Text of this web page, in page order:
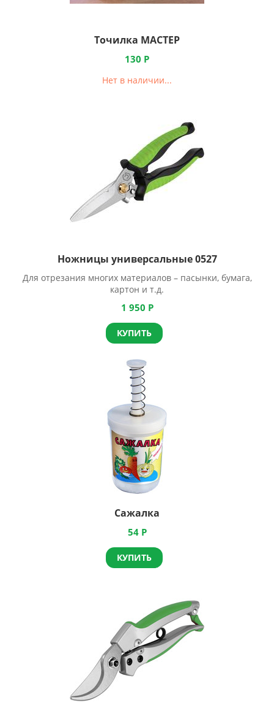
Точилка МАСТЕР
130 Р
Нет в наличии...
Ножницы универсальные 0527
Для отрезания многих материалов – пасынки, бумага,
картон и т.д.
1 950 Р
КУПИТЬ
Сажалка
54 Р
КУПИТЬ